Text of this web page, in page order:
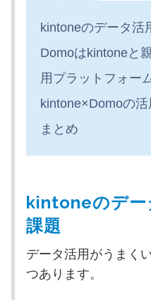
kintoneのデータ活
Domoはkintoneと
用プラットフォー
kintone×Domoの活
まとめ
kintoneのデー
課題
データ活用がうまく
つあります。